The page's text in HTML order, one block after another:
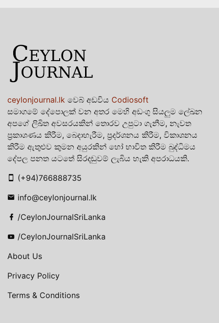
ceylonjournal.lk වෙබ් අඩවිය Codiosoft
සමාගමේ දේපොලක් වන අතර මෙහි අඩංගු සියලුම ලේඛන
අපගේ ලිඛිත අවසරයකින් තොරව උපුටා ගැනීම, නැවත
ප්‍රකාශණය කිරීම, බෙදාහැරීම, ප්‍රදර්ශනය කිරීම, විකාශනය
කිරීම ඇතුළුව කුමන අයුරකින් හෝ භාවිත කිරීම බුද්ධිමය
දේපල පනත යටතේ සිරදඬුවම් ලැබිය හැකි අපරාධයකි.
(+94)766888735
info@ceylonjournal.lk
/CeylonJournalSriLanka
/CeylonJournalSriLanka
About Us
Privacy Policy
Terms & Conditions